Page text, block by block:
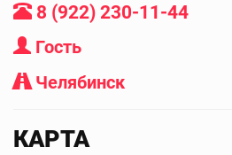
8 (922) 230-11-44
Гость
Челябинск
КАРТА